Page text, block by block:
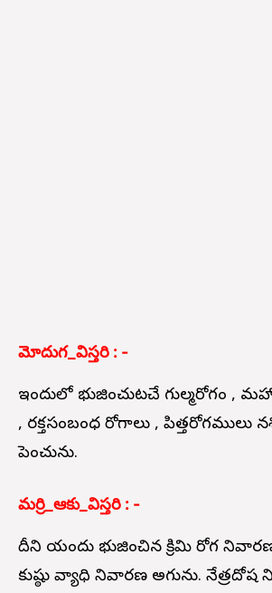
మోదుగ_విస్తరి : -
ఇందులో భుజించుటచే గుల్మరోగం ,
, రక్తసంబంధ రోగాలు , పిత్తరోగములు
పెంచును.
మర్రి_ఆకు_విస్తరి : -
దీని యందు భుజించిన క్రిమి రోగ నివారణ
కుష్ఠు వ్యాధి నివారణ అగును. నేత్రదోష